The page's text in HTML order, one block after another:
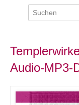
Audio-MP3-